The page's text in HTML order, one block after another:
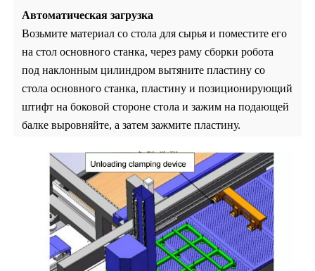
Автоматическая загрузка
Возьмите материал со стола для сырья и поместите его
на стол основного станка, через раму сборки робота
под наклонным цилиндром вытяните пластину со
стола основного станка, пластину и позиционирующий
штифт на боковой стороне стола и зажим на подающей
балке выровняйте, а затем зажмите пластину.